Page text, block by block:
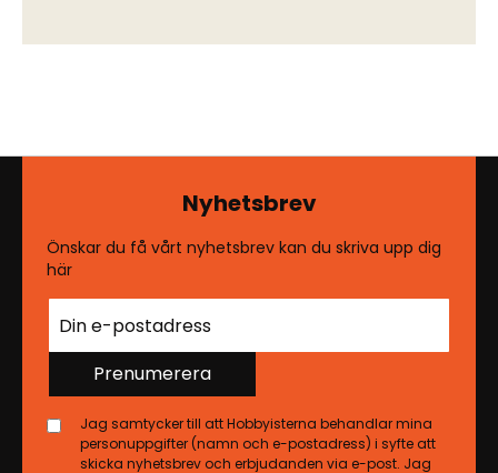
Nyhetsbrev
Önskar du få vårt nyhetsbrev kan du skriva upp dig
här
Prenumerera
Jag samtycker till att Hobbyisterna behandlar mina
personuppgifter (namn och e-postadress) i syfte att
skicka nyhetsbrev och erbjudanden via e-post. Jag